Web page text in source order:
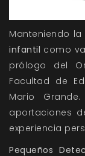
Manteniendo
infantil como
prólogo del
Facultad de
Mario
aportaciones
experiencia
Pequeños